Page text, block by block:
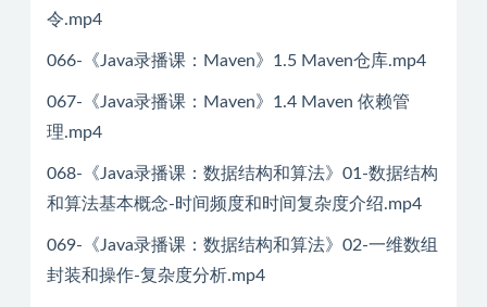
令.mp4
066-《Java录播课：Maven》1.5 Maven仓库.mp4
067-《Java录播课：Maven》1.4 Maven 依赖管
理.mp4
068-《Java录播课：数据结构和算法》01-数据结构
和算法基本概念-时间频度和时间复杂度介绍.mp4
069-《Java录播课：数据结构和算法》02-一维数组
封装和操作-复杂度分析.mp4